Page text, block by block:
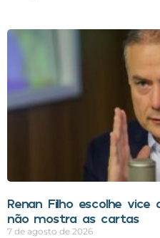
Renan Filho escolhe
não mostra as cartas
7 de agosto de 2026